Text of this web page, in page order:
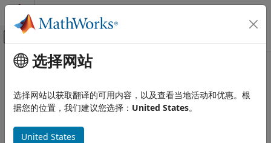
跳到内容
画布外导航菜单切换
文档主页
Parallel Computing Toolbox
详细的作业和任务控制
主要内容
本页采用了机器翻译。点击此处可查看英文原文。
parallel.Cluster
访问集群属性和行为
选择网站
选择网站以获取翻译的可用内容，以及查看当地活动和优惠。根
据您的位置，我们建议您选择： United States。
United States